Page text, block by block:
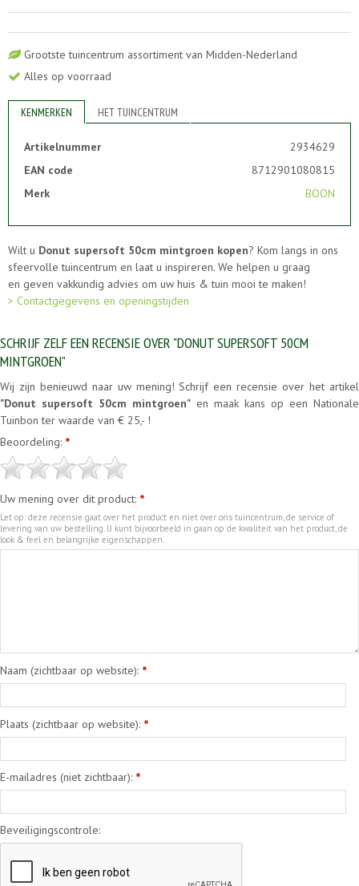
Grootste tuincentrum assortiment van Midden-Nederland
Alles op voorraad
KENMERKEN HET TUINCENTRUM
Artikelnummer
2934629
EAN code
8712901080815
Merk
BOON
Wilt u Donut supersoft 50cm mintgroen kopen? Kom langs in ons
sfeervolle tuincentrum en laat u inspireren. We helpen u graag
en geven vakkundig advies om uw huis & tuin mooi te maken!
> Contactgegevens en openingstijden
SCHRIJF ZELF EEN RECENSIE OVER "DONUT SUPERSOFT 50CM
MINTGROEN"
Wij zijn benieuwd naar uw mening! Schrijf een recensie over het artikel
"Donut supersoft 50cm mintgroen" en maak kans op een Nationale
Tuinbon ter waarde van € 25,- !
Beoordeling: *
Uw mening over dit product: *
Let op: deze recensie gaat over het product en niet over ons tuincentrum, de service of
levering van uw bestelling. U kunt bijvoorbeeld in gaan op de kwaliteit van het product, de
look & feel en belangrijke eigenschappen.
Naam (zichtbaar op website): *
Plaats (zichtbaar op website): *
E-mailadres (niet zichtbaar): *
Beveiligingscontrole: